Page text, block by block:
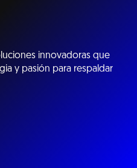
innovadoras que
y pasión para respaldar